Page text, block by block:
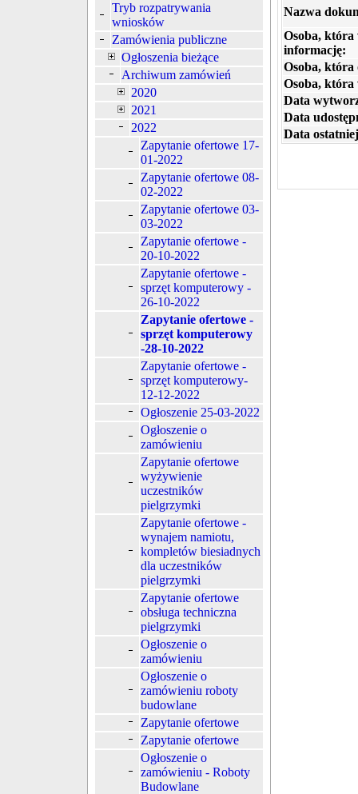
Tryb rozpatrywania
wniosków
Zamówienia publiczne
Ogłoszenia bieżące
Archiwum zamówień
2020
2021
2022
Zapytanie ofertowe 17-
01-2022
Zapytanie ofertowe 08-
02-2022
Zapytanie ofertowe 03-
03-2022
Zapytanie ofertowe -
20-10-2022
Zapytanie ofertowe -
sprzęt komputerowy -
26-10-2022
Zapytanie ofertowe -
sprzęt komputerowy
-28-10-2022
Zapytanie ofertowe -
sprzęt komputerowy-
12-12-2022
Ogłoszenie 25-03-2022
Ogłoszenie o
zamówieniu
Zapytanie ofertowe
wyżywienie
uczestników
pielgrzymki
Zapytanie ofertowe -
wynajem namiotu,
kompletów biesiadnych
dla uczestników
pielgrzymki
Zapytanie ofertowe
obsługa techniczna
pielgrzymki
Ogłoszenie o
zamówieniu
Ogłoszenie o
zamówieniu roboty
budowlane
Zapytanie ofertowe
Zapytanie ofertowe
Ogłoszenie o
zamówieniu - Roboty
Budowlane
Nazwa
Osoba, która
informację:
Osoba, która
Osoba, która
Data
Data
Data